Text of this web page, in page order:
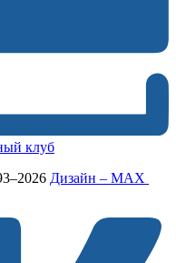
клуб
Дизайн – MAX